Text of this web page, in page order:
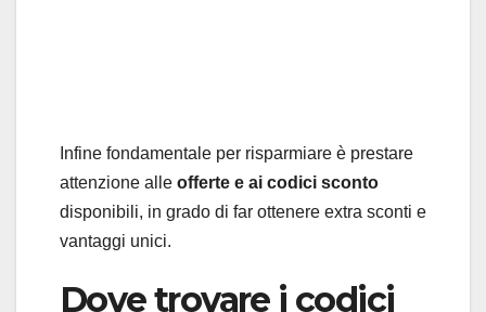
Infine fondamentale per risparmiare è prestare
attenzione alle offerte e ai codici sconto
disponibili, in grado di far ottenere extra sconti e
vantaggi unici.
Dove trovare i codici